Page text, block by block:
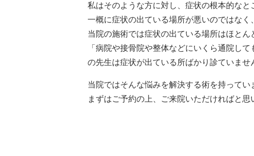
私はそのような方に対し、症状の根本的なと
一概に症状の出ている場所が悪いのではなく
当院の施術では症状の出ている場所はほと
「病院や接骨院や整体などにいくら通院し
の先生は症状が出ている所ばかり診ていませ
当院ではそんな悩みを解決する術を持ってい
まずはご予約の上、ご来院いただければと思